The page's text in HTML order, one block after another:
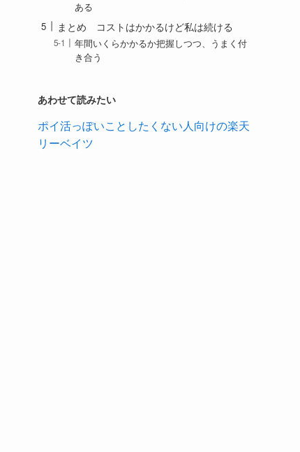
ある
まとめ コストはかかるけど私は続ける
年間いくらかかるか把握しつつ、うまく付
き合う
あわせて読みたい
ポイ活っぽいことしたくない人向けの楽天
リーベイツ